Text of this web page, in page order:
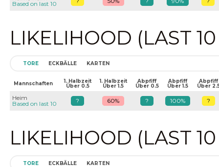
Based on last 10
LIKELIHOOD (LAST
TORE ECKBÄLLE KARTEN
Mannschaften 1. Halbzeit
Über 0.5
1. Halbzeit
Über 1.5
Abpfiff
Über 0.5
Abpfiff
Über 1.5
Abpfiff
Über
Heim
Based on last 10
? 60% ? 100% ?
LIKELIHOOD (LAST
TORE ECKBÄLLE KARTEN